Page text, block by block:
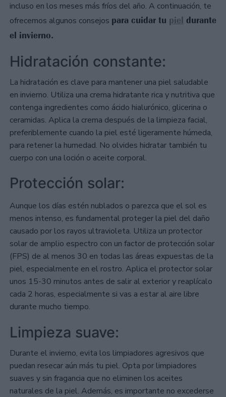
incluso en los meses más fríos del año. A continuación, te
ofrecemos algunos consejos para cuidar tu piel durante
el invierno.
Hidratación constante:
La hidratación es clave para mantener una piel saludable
en invierno. Utiliza una crema hidratante rica y nutritiva que
contenga ingredientes como ácido hialurónico, glicerina o
ceramidas. Aplica la crema después de la limpieza facial,
preferiblemente cuando la piel esté ligeramente húmeda,
para retener la humedad. No olvides hidratar también tu
cuerpo con una loción o aceite corporal.
Protección solar:
Aunque los días estén nublados o parezca que el sol es
menos intenso, es fundamental proteger la piel del daño
causado por los rayos ultravioleta. Utiliza un protector
solar de amplio espectro con un factor de protección solar
(FPS) de al menos 30 en todas las áreas expuestas de la
piel, especialmente en el rostro. Aplica el protector solar
unos 15-30 minutos antes de salir al exterior y reaplícalo
cada 2 horas, especialmente si vas a estar al aire libre
durante mucho tiempo.
Limpieza suave:
Durante el invierno, evita los limpiadores agresivos que
puedan resecar aún más tu piel. Opta por limpiadores
suaves y sin fragancia que no eliminen los aceites
naturales de la piel. Además, es importante no excederse